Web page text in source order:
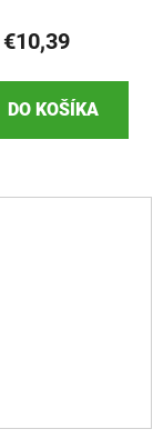
€10,39
DO KOŠÍKA